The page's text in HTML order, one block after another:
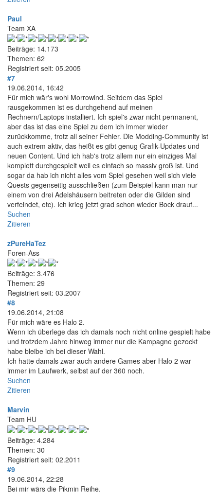
Paul
Team XA
Beiträge: 14.173
Themen: 62
Registriert seit: 05.2005
#7
19.06.2014, 16:42
Für mich wär's wohl Morrowind. Seitdem das Spiel
rausgekommen ist es durchgehend auf meinen
Rechnern/Laptops installiert. Ich spiel's zwar nicht permanent,
aber das ist das eine Spiel zu dem ich immer wieder
zurückkomme, trotz all seiner Fehler. Die Modding-Community ist
auch extrem aktiv, das heißt es gibt genug Grafik-Updates und
neuen Content. Und ich hab's trotz allem nur ein einziges Mal
komplett durchgespielt weil es einfach so massiv groß ist. Und
sogar da hab ich nicht alles vom Spiel gesehen weil sich viele
Quests gegenseitig ausschließen (zum Beispiel kann man nur
einem von drei Adelshäusern beitreten oder die Gilden sind
verfeindet, etc). Ich krieg jetzt grad schon wieder Bock drauf...
Suchen
Zitieren
zPureHaTez
Foren-Ass
Beiträge: 3.476
Themen: 29
Registriert seit: 03.2007
#8
19.06.2014, 21:08
Für mich wäre es Halo 2.
Wenn ich überlege das ich damals noch nicht online gespielt habe
und trotzdem Jahre hinweg immer nur die Kampagne gezockt
habe bleibe ich bei dieser Wahl.
Ich hatte damals zwar auch andere Games aber Halo 2 war
immer im Laufwerk, selbst auf der 360 noch.
Suchen
Zitieren
Marvin
Team HU
Beiträge: 4.284
Themen: 30
Registriert seit: 02.2011
#9
19.06.2014, 22:28
Bei mir wärs die Pikmin Reihe.